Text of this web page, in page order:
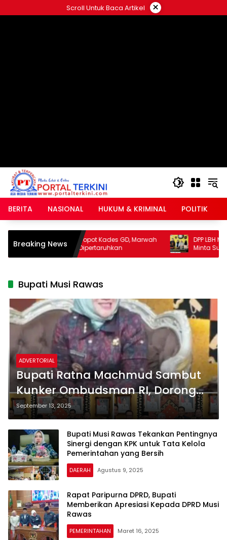
ke
Scroll Untuk Baca Artikel ×
BERITA NASIONAL HUKUM & KRIMINAL POLITIK
Breaking News
Dituding Takut Copot Kades GD, Marwah
Bupati Madina Dipertaruhkan
DPP LBH MRI
Minta Supervisi
Kekerasan
Bupati Musi Rawas
ADVERTORIAL
Bupati Ratna Machmud Sambut
Kunker Ombudsman RI, Dorong
Pelayanan Publik Transparan di
Musi Rawas
September 13, 2025
Bupati Musi Rawas Tekankan Pentingnya
Sinergi dengan KPK untuk Tata Kelola
Pemerintahan yang Bersih
DAERAH Agustus 9, 2025
Rapat Paripurna DPRD, Bupati
Memberikan Apresiasi Kepada DPRD Musi
Rawas
PEMERINTAHAN Maret 16, 2025